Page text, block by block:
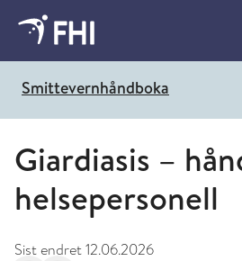
Smittevernhåndboka
Giardiasis –
helsepersonell
Sist endret12.06.2026